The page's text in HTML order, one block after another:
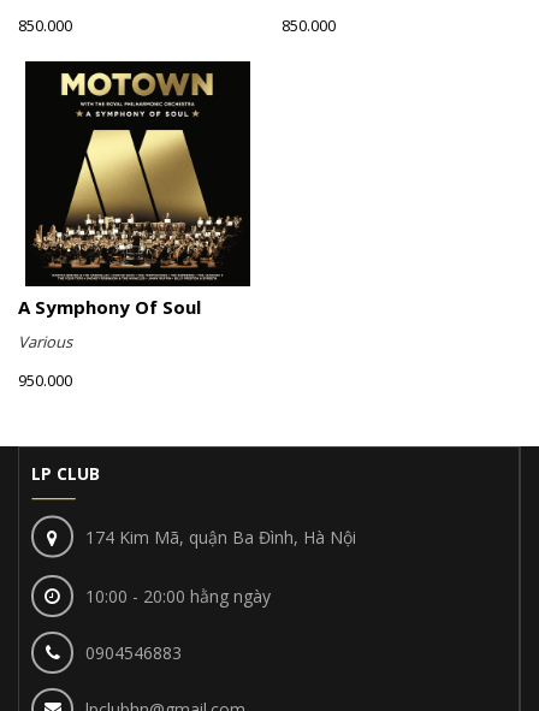
850.000
850.000
A Symphony Of Soul
Various
950.000
LP CLUB
174 Kim Mã, quận Ba Đình, Hà Nội
10:00 - 20:00 hằng ngày
0904546883